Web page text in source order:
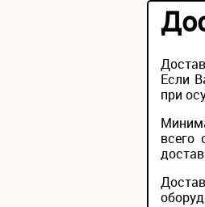
Если
при
всего